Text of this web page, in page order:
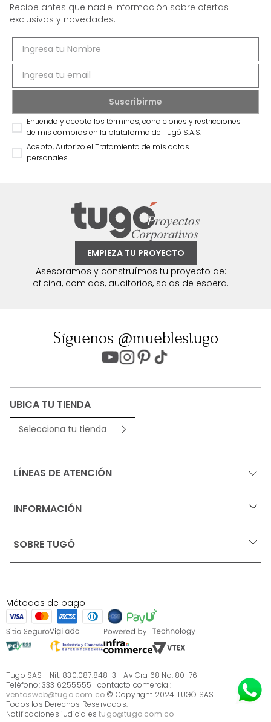
Recibe antes que nadie información sobre ofertas
exclusivas y novedades.
Entiendo y acepto los términos, condiciones y restricciones
de mis compras en la plataforma de Tugó S.A.S.
Acepto, Autorizo el Tratamiento de mis datos
personales.
EMPIEZA TU PROYECTO
Asesoramos y construímos tu proyecto de:
oficina, comidas, auditorios, salas de espera.
Síguenos @mueblestugo
UBICA TU TIENDA
Selecciona tu tienda
LÍNEAS DE ATENCIÓN
INFORMACIÓN +
Ofertas vigentes
Términos, condiciones y restricciones para productos
S.A.S
Términos, condiciones y restricciones Tugó S.A.S
Instructivo cuidado de muebles
Sé parte de Tugó
¿Quiénes somos?
Servicio al cliente
SOBRE TUGÓ +
¿Quieres vender en Tugó?
Métodos de pago
Tugo SAS - Nit. 830.087.848-3 - Av Cra 68 No. 80-76 -
Teléfono: 333 6255555 | contacto comercial:
ventasweb@tugo.com.co © Copyright 2024 TUGÓ SAS.
Todos los Derechos Reservados.
Notificaciones judicialestugo@tugo.com.co